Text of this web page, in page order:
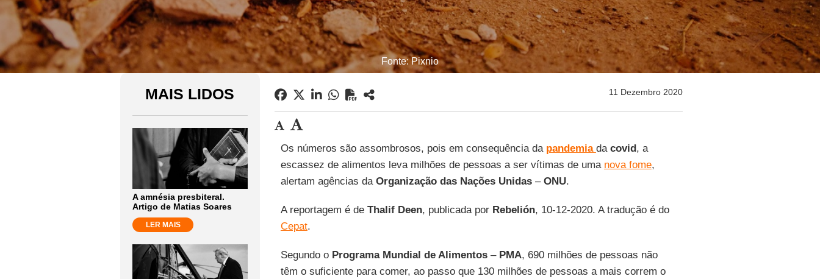
Fonte: Pixnio
MAIS LIDOS
A amnésia presbiteral.
Artigo de Matias Soares
LER MAIS
11 Dezembro 2020
Os números são assombrosos, pois em consequência da pandemia da covid, a
escassez de alimentos leva milhões de pessoas a ser vítimas de uma nova fome,
alertam agências da Organização das Nações Unidas– ONU.
A reportagem é de Thalif Deen, publicada por Rebelión, 10-12-2020. A tradução é do
Cepat.
Segundo o Programa Mundial de Alimentos– PMA, 690 milhões de pessoas não
têm o suficiente para comer, ao passo que 130 milhões de pessoas a mais correm o